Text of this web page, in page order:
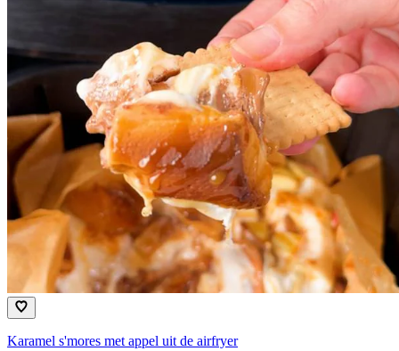
Karamel s'mores met appel uit de airfryer